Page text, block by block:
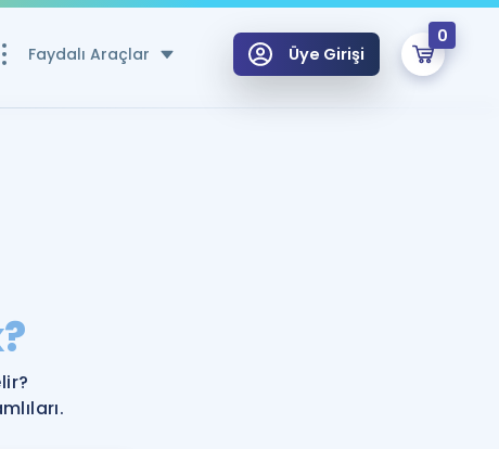
Faydalı Araçlar
Hesaplama Aracı
Hazırlananlar için Öneriler
Üye Girişi
0
Hoca ile seni sınava hazırlayacak onlarca eğitim seni bekliyor!